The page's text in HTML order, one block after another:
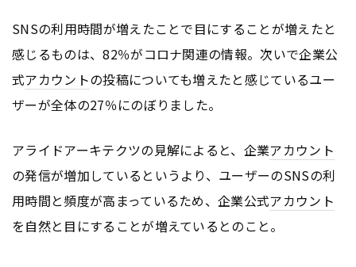
SNSの利用時間が増えたことで目にすることが増えたと
感じるものは、82％がコロナ関連の情報。次いで企業公
式アカウントの投稿についても増えたと感じているユー
ザーが全体の27％にのぼりました。
アライドアーキテクツの見解によると、企業アカウント
の発信が増加しているというより、ユーザーのSNSの利
用時間と頻度が高まっているため、企業公式アカウント
を自然と目にすることが増えているとのこと。